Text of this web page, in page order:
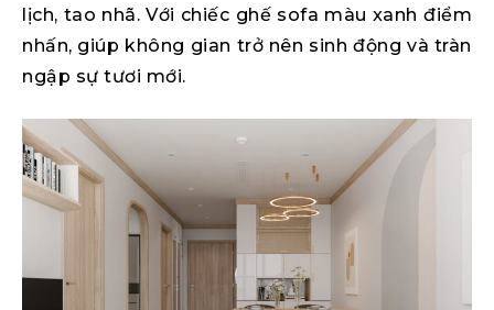
lịch, tao nhã. Với chiếc ghế sofa màu xanh điểm
nhấn, giúp không gian trở nên sinh động và tràn
ngập sự tươi mới.